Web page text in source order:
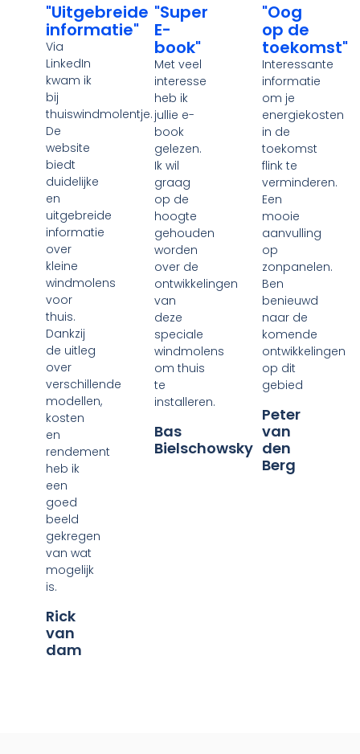
"Uitgebreide
informatie"
Via
LinkedIn
kwam ik
bij
thuiswindmolentje.
De
website
biedt
duidelijke
en
uitgebreide
informatie
over
kleine
windmolens
voor
thuis.
Dankzij
de uitleg
over
verschillende
modellen,
kosten
en
rendement
heb ik
een
goed
beeld
gekregen
van wat
mogelijk
is.
Rick
van
dam
"Super
E-
book"
Met veel
interesse
heb ik
jullie e-
book
gelezen.
Ik wil
graag
op de
hoogte
gehouden
worden
over de
ontwikkelingen
van
deze
speciale
windmolens
om thuis
te
installeren.
Bas
Bielschowsky
"Oog
op de
toekomst"
Interessante
informatie
om je
energiekosten
in de
toekomst
flink te
verminderen.
Een
mooie
aanvulling
op
zonpanelen.
Ben
benieuwd
naar de
komende
ontwikkelingen
op dit
gebied
Peter
van
den
Berg